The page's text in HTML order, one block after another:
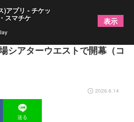
による舞台『逃亡者は北へ向
シアターウエストで開幕（コ
2026.6.14
送る
)アプリ - チケッ
スマチケ 表示